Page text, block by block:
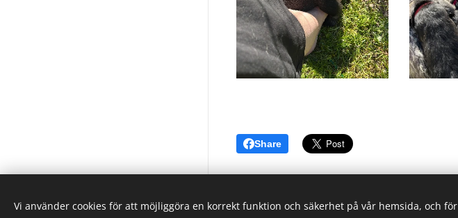
Share
Vi använder cookies för att möjliggöra en korrekt funktion och säkerhet på vår hemsida, och för